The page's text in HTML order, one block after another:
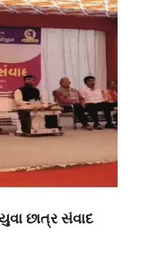
છાત્ર સંવાદ